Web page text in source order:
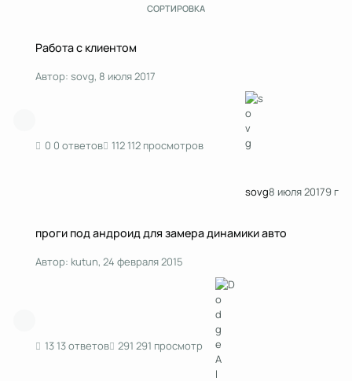
СОРТИРОВКА
Работа с клиентом
Автор: sovg, 8 июля 2017
0 ответов 112 просмотров
sovg8 июля 20179 г
проги под андроид для замера динамики авто
Автор: kutun, 24 февраля 2015
13 ответов 291 просмотр